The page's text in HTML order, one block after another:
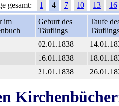
gesamt: 1 4 7 10 13
16
im
Geburt des
Täuflings
Taufe
Täuflings
02.01.1838
16.01.1838
21.01.1838